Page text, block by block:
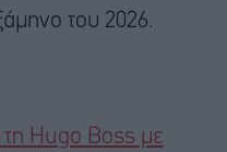
του 2026.
τη Hugo Boss με